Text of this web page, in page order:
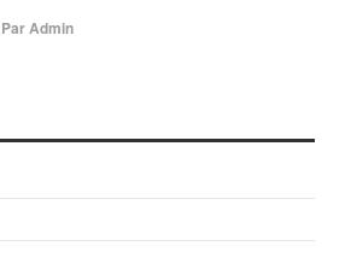
ParAdmin